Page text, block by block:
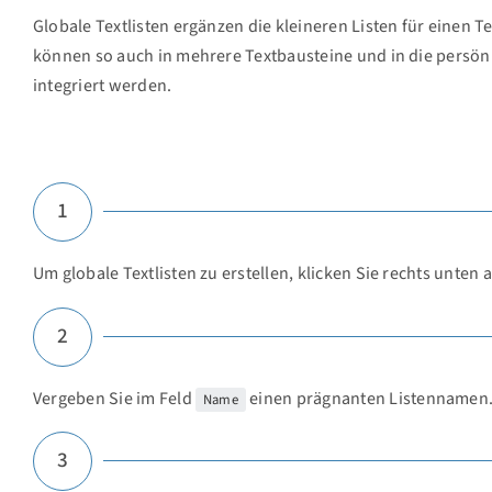
Globale Textlisten ergänzen die kleineren Listen für einen
können so auch in mehrere Textbausteine und in die
integriert werden.
1
Um globale Textlisten zu erstellen, klicken Sie rechts unten
2
Vergeben Sie im Feld Name einen prägnanten
3